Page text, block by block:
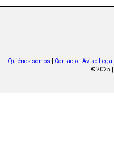
Quiénes somos Contacto
Aviso Legal
© 2025